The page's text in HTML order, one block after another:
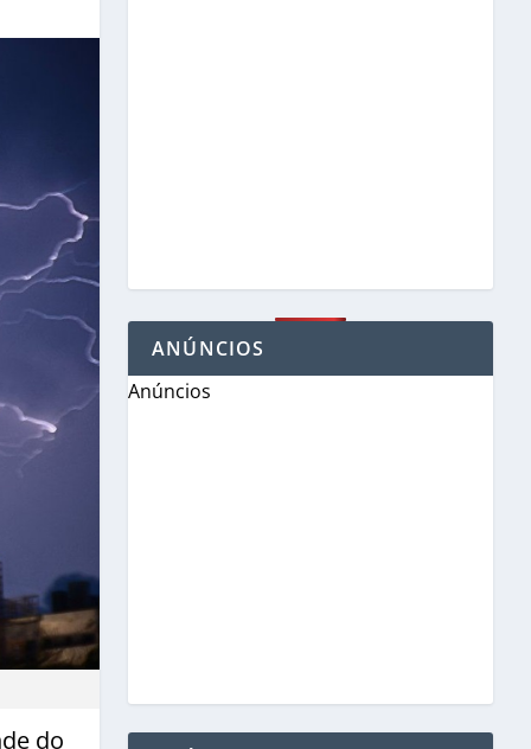
do
ANÚNCIOS
Anúncios